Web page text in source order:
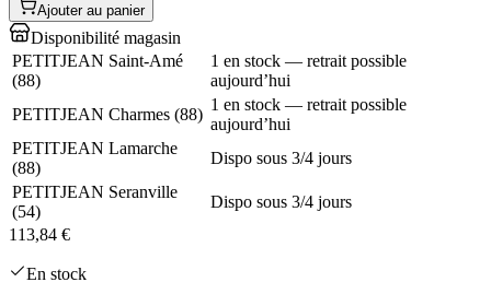
Ajouter au panier
Disponibilité magasin
PETITJEAN Saint-Amé
(88)
1 en stock — retrait possible
aujourd’hui
PETITJEAN Charmes (88)
1 en stock — retrait possible
aujourd’hui
PETITJEAN Lamarche
(88)
Dispo sous 3/4 jours
PETITJEAN Seranville
(54)
Dispo sous 3/4 jours
113,84 €
En stock